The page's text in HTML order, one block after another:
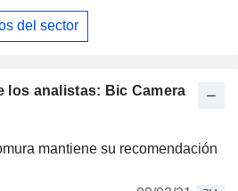
los analistas: Bic Camera
mantiene su recomendación
del sector